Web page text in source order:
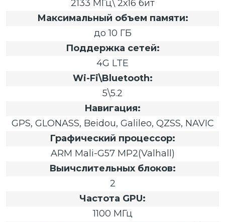
2133 МГц\ 2х16 бит
Максимальный объем памяти:
до 10 ГБ
Поддержка сетей:
4G LTE
Wi-Fi\Bluetooth:
5\5.2
Навигация:
GPS, GLONASS, Beidou, Galileo, QZSS, NAVIC
Графический процессор:
ARM Mali-G57 MP2(Valhall)
Выичслительных блоков:
2
Частота GPU:
1100 МГц